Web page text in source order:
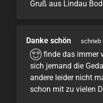
Gruß aus Lindau
Danke schön schrieb
finde das immer
sich jemand die
andere leider nicht
schon mit zu vielen